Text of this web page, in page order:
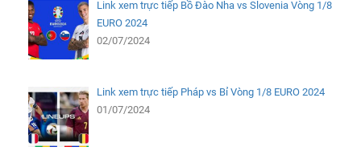
Link xem trực tiếp Bồ Đào Nha vs Slovenia Vòng 1/8
EURO 2024
02/07/2024
Link xem trực tiếp Pháp vs Bỉ Vòng 1/8 EURO 2024
01/07/2024